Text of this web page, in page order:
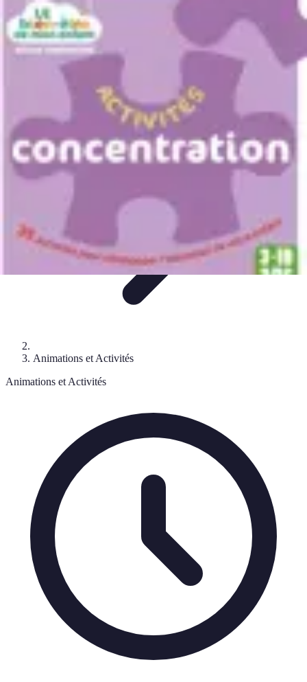
Noces d'Or
Idées et Inspirations Discours et vœux
Cadeaux et
souvenirsCélébrationActivités et animations
Noces d'Or
Animations et Activités
Animations et Activités